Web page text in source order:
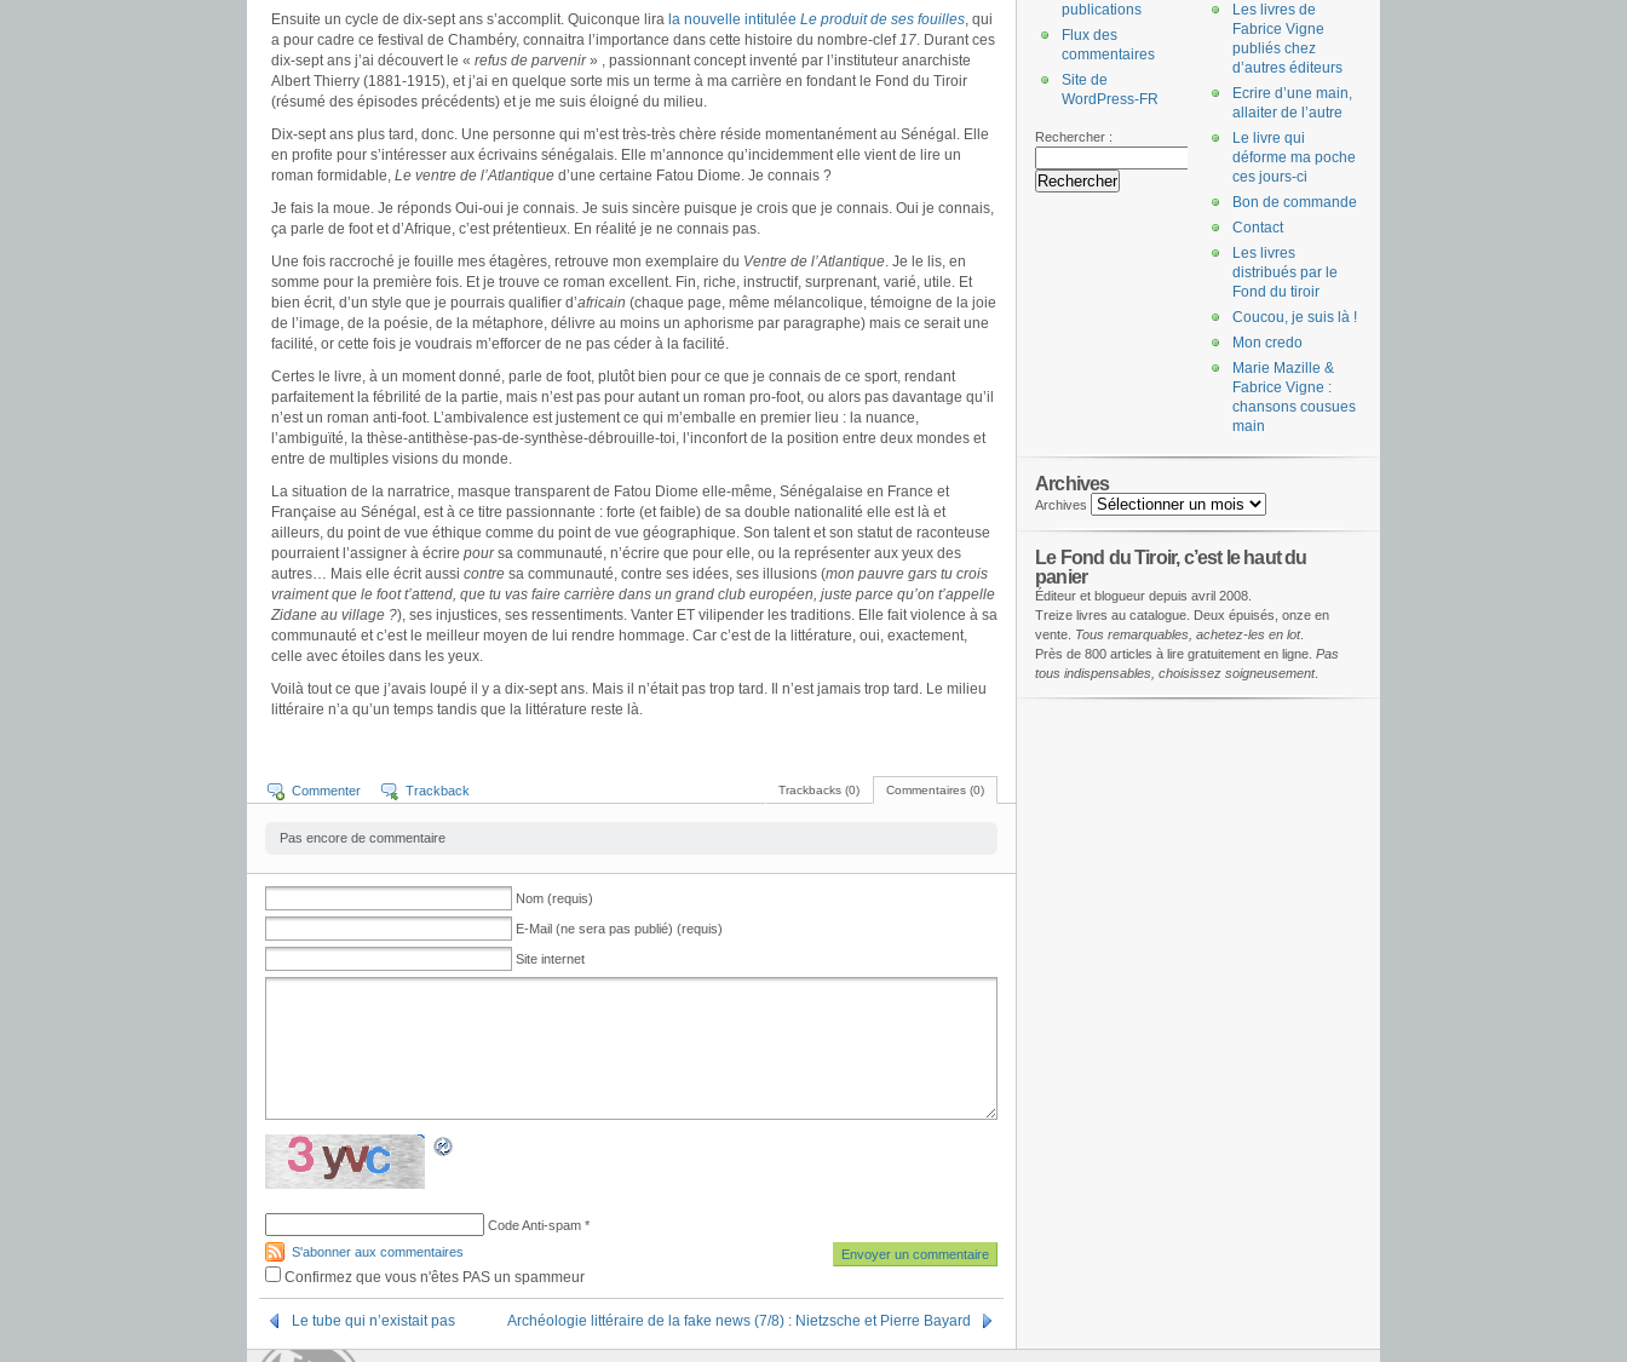
Ensuite un cycle de dix-sept ans s’accomplit. Quiconque lira la nouvelle intitulée Le produit de ses fouilles, qui
a pour cadre ce festival de Chambéry, connaitra l’importance dans cette histoire du nombre-clef17. Durant ces
dix-sept ans j’ai découvert le « refus de parvenir» , passionnant concept inventé par l’instituteur anarchiste
Albert Thierry (1881-1915), et j’ai en quelque sorte mis un terme à ma carrière en fondant le Fond du Tiroir
(résumé des épisodes précédents) et je me suis éloigné du milieu.
Dix-sept ans plus tard, donc. Une personne qui m’est très-très chère réside momentanément au Sénégal. Elle
en profite pour s’intéresser aux écrivains sénégalais. Elle m’annonce qu’incidemment elle vient de lire un
roman formidable, Le ventre de l’Atlantique d’une certaine Fatou Diome. Je connais ?
Je fais la moue. Je réponds Oui-oui je connais. Je suis sincère puisque je crois que je connais. Oui je connais,
ça parle de foot et d’Afrique, c’est prétentieux. En réalité je ne connais pas.
Une fois raccroché je fouille mes étagères, retrouve mon exemplaire du Ventre de l’Atlantique. Je le lis, en
somme pour la première fois. Et je trouve ce roman excellent. Fin, riche, instructif, surprenant, varié, utile. Et
bien écrit, d’un style que je pourrais qualifier d’africain (chaque page, même mélancolique, témoigne de la joie
de l’image, de la poésie, de la métaphore, délivre au moins un aphorisme par paragraphe) mais ce serait une
facilité, or cette fois je voudrais m’efforcer de ne pas céder à la facilité.
Certes le livre, à un moment donné, parle de foot, plutôt bien pour ce que je connais de ce sport, rendant
parfaitement la fébrilité de la partie, mais n’est pas pour autant un roman pro-foot, ou alors pas davantage qu’il
n’est un roman anti-foot. L’ambivalence est justement ce qui m’emballe en premier lieu : la nuance,
l’ambiguïté, la thèse-antithèse-pas-de-synthèse-débrouille-toi, l’inconfort de la position entre deux mondes et
entre de multiples visions du monde.
La situation de la narratrice, masque transparent de Fatou Diome elle-même, Sénégalaise en France et
Française au Sénégal, est à ce titre passionnante : forte (et faible) de sa double nationalité elle est là et
ailleurs, du point de vue éthique comme du point de vue géographique. Son talent et son statut de raconteuse
pourraient l’assigner à écrire poursa communauté, n’écrire que pour elle, ou la représenter aux yeux des
autres… Mais elle écrit aussi contre sa communauté, contre ses idées, ses illusions (mon pauvre gars tu crois
vraiment que le foot t’attend, que tu vas faire carrière dans un grand club européen, juste parce qu’on t’appelle
Zidane au village ?), ses injustices, ses ressentiments. Vanter ET vilipender les traditions. Elle fait violence à sa
communauté et c’est le meilleur moyen de lui rendre hommage. Car c’est de la littérature, oui, exactement,
celle avec étoiles dans les yeux.
Voilà tout ce que j’avais loupé il y a dix-sept ans. Mais il n’était pas trop tard. Il n’est jamais trop tard. Le milieu
littéraire n’a qu’un temps tandis que la littérature reste là.
Commentaires (0)
Trackbacks (0)
Commenter Trackback
Pas encore de commentaire
Nom (requis)
E-Mail (ne sera pas publié) (requis)
Site internet
Code Anti-spam *
S'abonner aux commentaires
Confirmez que vous n'êtes PAS un spammeur
Le tube qui n’existait pas Archéologie littéraire de la fake news (7/8) : Nietzsche et Pierre Bayard
Les livres de
Fabrice Vigne
publiés chez
d’autres éditeurs
Ecrire d’une main,
allaiter de l’autre
Le livre qui
déforme ma poche
ces jours-ci
Bon de commande
Contact
Les livres
distribués par le
Fond du tiroir
Coucou, je suis là !
Mon credo
Marie Mazille &
Fabrice Vigne :
chansons cousues
main
publications
Flux des
commentaires
Site de
WordPress-FR
Rechercher :
Archives
Archives
Le Fond du Tiroir, c’est le haut du
panier
Éditeur et blogueur depuis avril 2008.
Treize livres au catalogue. Deux épuisés, onze en
vente. Tous remarquables, achetez-les en lot.
Près de 800 articles à lire gratuitement en ligne. Pas
tous indispensables, choisissez soigneusement.